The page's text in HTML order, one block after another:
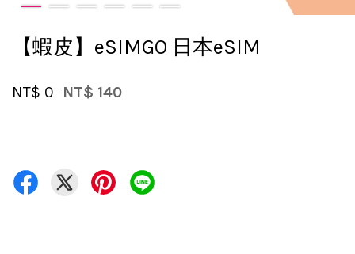
【蝦皮】eSIMGO 日本eSIM
NT$ 0 NT$ 140